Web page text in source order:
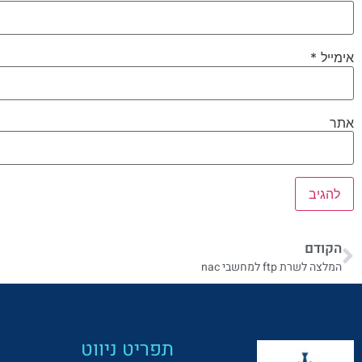
אימייל *
אתר
הקודם
המלצה לשרת ftp למחשבי nac
תפריט ניווט